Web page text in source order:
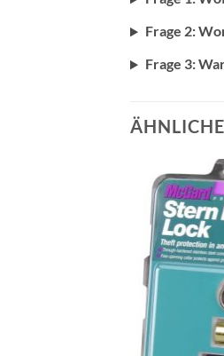
Frage 2:
Frage 3: